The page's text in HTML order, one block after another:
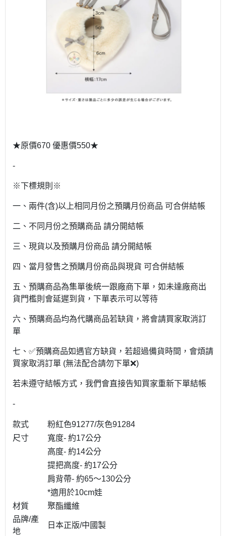
★原價670 優惠價550★
-
※下標規則※
一、兩件(含)以上相同月份之預購月份商品 可合併結帳
二、不同月份之預購商品 請分開結帳
三、現貨以及預購月份商品 請分開結帳
四、當月發售之預購月份商品與現貨 可合併結帳
五、預購商品為集單後統一跟廠商下單，如未達廠商出
貨門檻則會延遲到貨，下單表示可以等待
六、預購商品均為代購商品若缺貨，將會請買家取消訂
單
七、✅預購商品如遇官方缺貨，若超過備貨時間，會煩請
買家取消訂單 (無法配合請勿下單❌)
若未遵守結帳方式，我們會直接告知買家重新下單結帳
-
款式
粉紅色91277/灰色91284
尺寸
寬度- 約17公分
高度- 約14公分
提把高度- 約17公分
肩背帶- 約65～130公分
*適用於10cm娃
材質
聚酯纖維
品牌/產
地
日本正版/中國製